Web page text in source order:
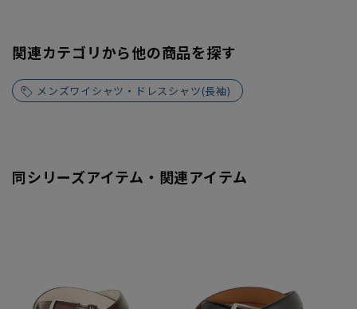
関連カテゴリから他の商品を探す
メンズワイシャツ・ドレスシャツ(長袖)
同シリーズアイテム・関連アイテム